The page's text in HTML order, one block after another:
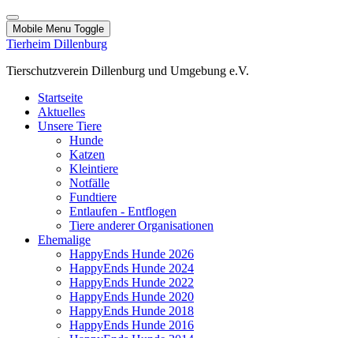
Mobile Menu Toggle
Tierheim Dillenburg
Tierschutzverein Dillenburg und Umgebung e.V.
Startseite
Aktuelles
Unsere Tiere
Hunde
Katzen
Kleintiere
Notfälle
Fundtiere
Entlaufen - Entflogen
Tiere anderer Organisationen
Ehemalige
HappyEnds Hunde 2026
HappyEnds Hunde 2024
HappyEnds Hunde 2022
HappyEnds Hunde 2020
HappyEnds Hunde 2018
HappyEnds Hunde 2016